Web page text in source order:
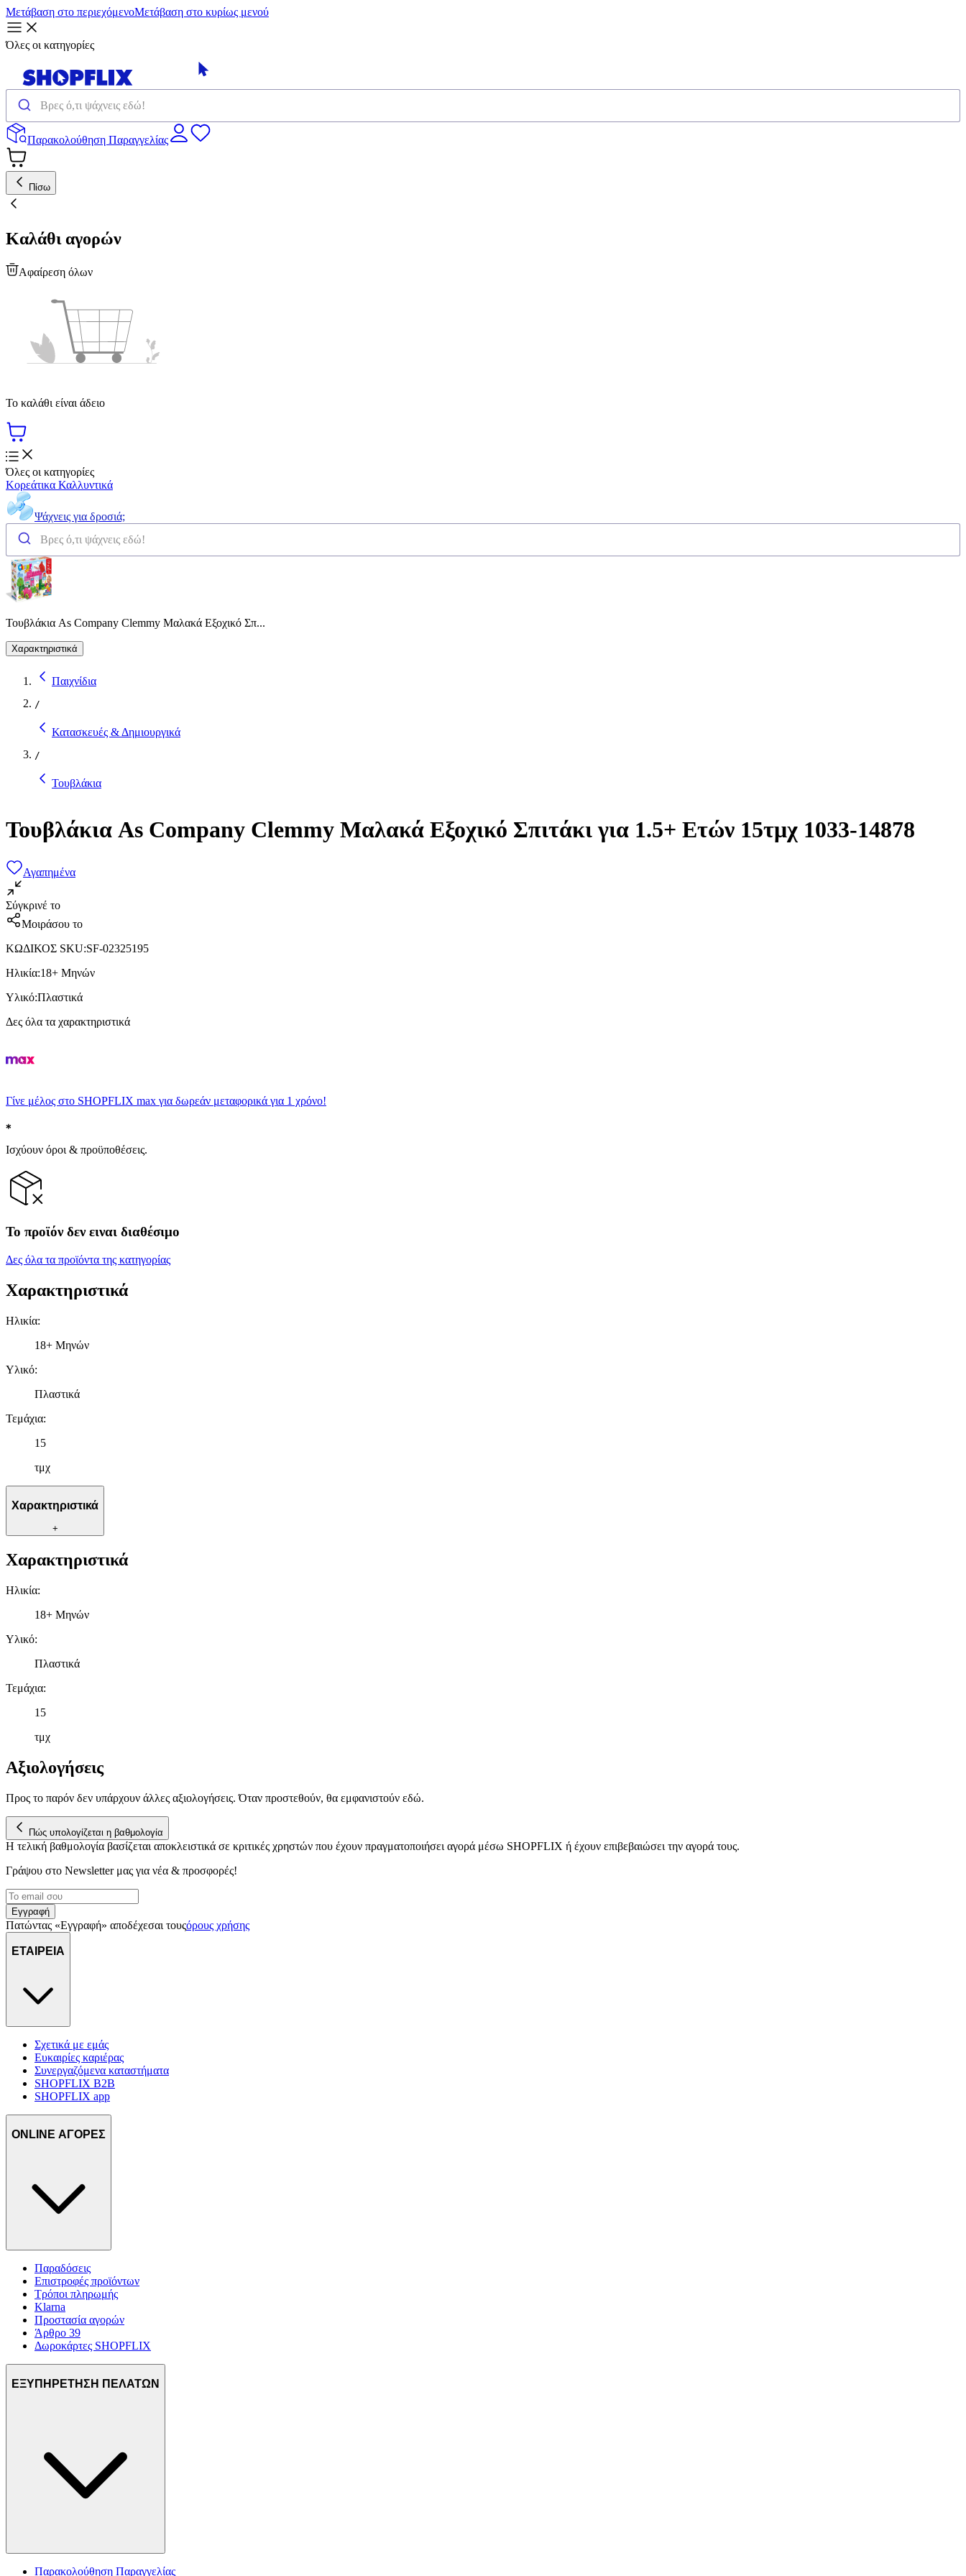
Μετάβαση στο περιεχόμενοΜετάβαση στο κυρίως μενού
Όλες οι κατηγορίες
Παρακολούθηση Παραγγελίας
Πίσω
Καλάθι αγορών
Αφαίρεση όλων
Το καλάθι είναι άδειο
Όλες οι κατηγορίες
Κορεάτικα Καλλυντικά
Ψάχνεις για δροσιά;
Τουβλάκια As Company Clemmy Μαλακά Εξοχικό Σπ...
Χαρακτηριστικά
Παιχνίδια
/
Κατασκευές & Δημιουργικά
/
Τουβλάκια
Τουβλάκια As Company Clemmy Μαλακά Εξοχικό Σπιτάκι για 1.5+ Ετών 15τμχ 1033-14878
Αγαπημένα
Σύγκρινέ το
Μοιράσου το
ΚΩΔΙΚΟΣ SKU:SF-02325195
Ηλικία:18+ Μηνών
Υλικό:Πλαστικά
Δες όλα τα χαρακτηριστικά
Γίνε μέλος στο SHOPFLIX max για δωρεάν μεταφορικά για 1 χρόνο!
Ισχύουν όροι & προϋποθέσεις.
Το προϊόν δεν ειναι διαθέσιμο
Δες όλα τα προϊόντα της κατηγορίας
Χαρακτηριστικά
Ηλικία:
18+ Μηνών
Υλικό:
Πλαστικά
Τεμάχια:
15
τμχ
Χαρακτηριστικά
+
Χαρακτηριστικά
Ηλικία:
18+ Μηνών
Υλικό:
Πλαστικά
Τεμάχια:
15
τμχ
Αξιολογήσεις
Προς το παρόν δεν υπάρχουν άλλες αξιολογήσεις. Όταν προστεθούν, θα εμφανιστούν εδώ.
Πώς υπολογίζεται η βαθμολογία
Η τελική βαθμολογία βασίζεται αποκλειστικά σε κριτικές χρηστών που έχουν πραγματοποιήσει αγορά μέσω SHOPFLIX ή έχουν επιβεβαιώσει την αγορά τους.
Γράψου στο Νewsletter μας για νέα & προσφορές!
Εγγραφή
Πατώντας «Εγγραφή» αποδέχεσαι τουςόρους χρήσης
ΕΤΑΙΡΕΙΑ
Σχετικά με εμάς
Ευκαιρίες καριέρας
Συνεργαζόμενα καταστήματα
SHOPFLIX B2B
SHOPFLIX app
ONLINE ΑΓΟΡΕΣ
Παραδόσεις
Επιστροφές προϊόντων
Τρόποι πληρωμής
Klarna
Προστασία αγορών
Άρθρο 39
Δωροκάρτες SHOPFLIX
ΕΞΥΠΗΡΕΤΗΣΗ ΠΕΛΑΤΩΝ
Παρακολούθηση Παραγγελίας